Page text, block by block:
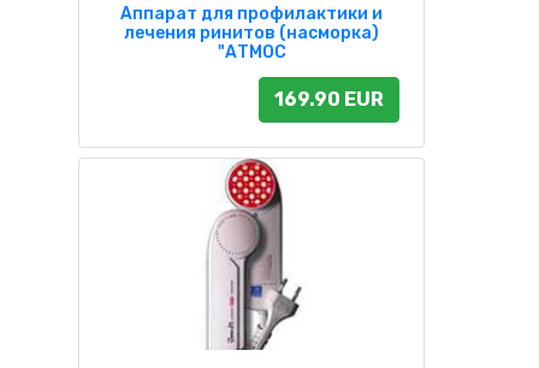
Аппарат для профилактики и
лечения ринитов (насморка)
"АТМОС
169.90 EUR